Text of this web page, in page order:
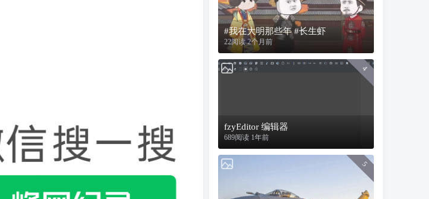
#我在大明那些年 #长生虾
22阅读 2个月前
4
fzyEditor 编辑器
689阅读 1年前
5